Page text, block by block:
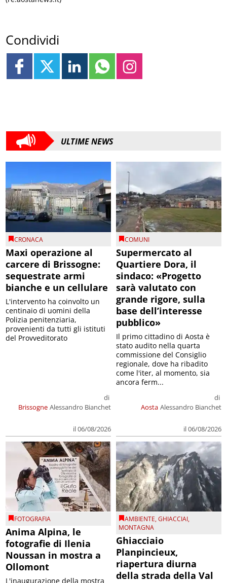
Condividi
ULTIME NEWS
CRONACA
Maxi operazione al
carcere di Brissogne:
sequestrate armi
bianche e un cellulare
Brissogne
di
Alessandro Bianchet
il 06/08/2026
L'intervento ha coinvolto un
centinaio di uomini della
Polizia penitenziaria,
provenienti da tutti gli istituti
del Provveditorato
COMUNI
Supermercato al
Quartiere Dora, il
sindaco: «Progetto
sarà valutato con
grande rigore, sulla
base dell’interesse
pubblico»
Aosta
di
Alessandro Bianchet
il 06/08/2026
Il primo cittadino di Aosta è
stato audito nella quarta
commissione del Consiglio
regionale, dove ha ribadito
come l'iter, al momento, sia
ancora ferm...
FOTOGRAFIA
Anima Alpina, le
fotografie di Ilenia
Noussan in mostra a
Ollomont
L'inaugurazione della mostra
AMBIENTE,GHIACCIAI,
MONTAGNA
Ghiacciaio
Planpincieux,
riapertura diurna
della strada della Val